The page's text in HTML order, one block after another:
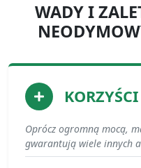
WADY I
KORZYŚCI
Oprócz ogromną mocą,
gwarantują wiele innych